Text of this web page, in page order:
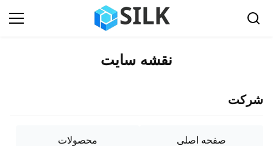
نقشه سایت
شرکت
صفحه اصلی محصولات